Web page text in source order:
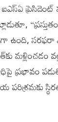
ఉంది, సరఫరా
మళ్లించడం
ప్రభావం